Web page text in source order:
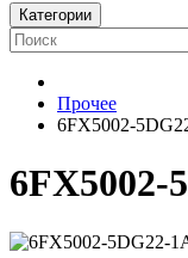
Категории
Прочее
6FX5002-
6FX5002-